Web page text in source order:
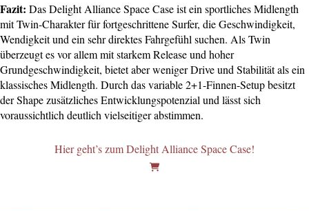
Fazit: Das Delight Alliance Space Case ist ein sportliches Midlength
mit Twin-Charakter für fortgeschrittene Surfer, die Geschwindigkeit,
Wendigkeit und ein sehr direktes Fahrgefühl suchen. Als Twin
überzeugt es vor allem mit starkem Release und hoher
Grundgeschwindigkeit, bietet aber weniger Drive und Stabilität als ein
klassisches Midlength. Durch das variable 2+1-Finnen-Setup besitzt
der Shape zusätzliches Entwicklungspotenzial und lässt sich
voraussichtlich deutlich vielseitiger abstimmen.
Hier geht’s zum Delight Alliance Space Case!